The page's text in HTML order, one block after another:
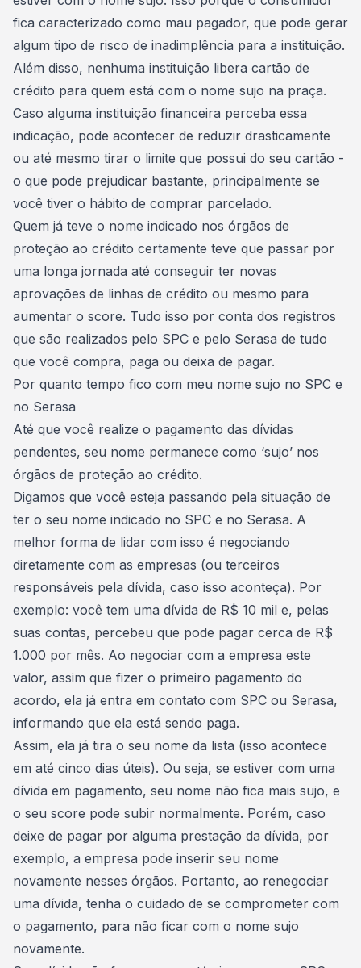
fica caracterizado como mau pagador, que pode gerar
algum tipo de risco de inadimplência para a instituição.
Além disso, nenhuma instituição libera cartão de
crédito para quem está com o nome sujo na praça.
Caso alguma instituição financeira perceba essa
indicação, pode acontecer de reduzir drasticamente
ou até mesmo tirar o limite que possui do seu cartão -
o que pode prejudicar bastante, principalmente se
você tiver o hábito de comprar parcelado.
Quem já teve o nome indicado nos órgãos de
proteção ao crédito certamente teve que passar por
uma longa jornada até conseguir ter novas
aprovações de linhas de crédito ou mesmo para
aumentar o score. Tudo isso por conta dos registros
que são realizados pelo SPC e pelo Serasa de tudo
que você compra, paga ou deixa de pagar.
Por quanto tempo fico com meu nome sujo no SPC e
no Serasa
Até que você realize o pagamento das dívidas
pendentes, seu nome permanece como ‘sujo’ nos
órgãos de proteção ao crédito.
Digamos que você esteja passando pela situação de
ter o seu nome indicado no SPC e no Serasa. A
melhor forma de lidar com isso é negociando
diretamente com as empresas (ou terceiros
responsáveis pela dívida, caso isso aconteça). Por
exemplo: você tem uma dívida de R$ 10 mil e, pelas
suas contas, percebeu que pode pagar cerca de R$
1.000 por mês. Ao negociar com a empresa este
valor, assim que fizer o primeiro pagamento do
acordo, ela já entra em contato com SPC ou Serasa,
informando que ela está sendo paga.
Assim, ela já tira o seu nome da lista (isso acontece
em até cinco dias úteis). Ou seja, se estiver com uma
dívida em pagamento, seu nome não fica mais sujo, e
o seu score pode subir normalmente. Porém, caso
deixe de pagar por alguma prestação da dívida, por
exemplo, a empresa pode inserir seu nome
novamente nesses órgãos. Portanto, ao renegociar
uma dívida, tenha o cuidado de se comprometer com
o pagamento, para não ficar com o nome sujo
novamente.